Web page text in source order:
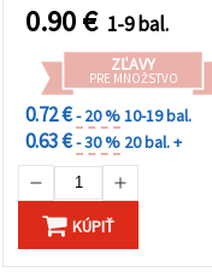
Nastaveniach
daného
súborov
cookie a
kliknutím
na tlačidlo
Prijať
všetko
0.90€ 1-9 bal.
ZĽAVY
PRE MNOŽSTVO
0.72 €- 20 %10-19 bal.
0.63 €- 30 % 20 bal. +
KÚPIŤ